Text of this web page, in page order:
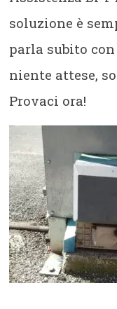
soluzione è
parla subito
niente attese,
Provaci ora!